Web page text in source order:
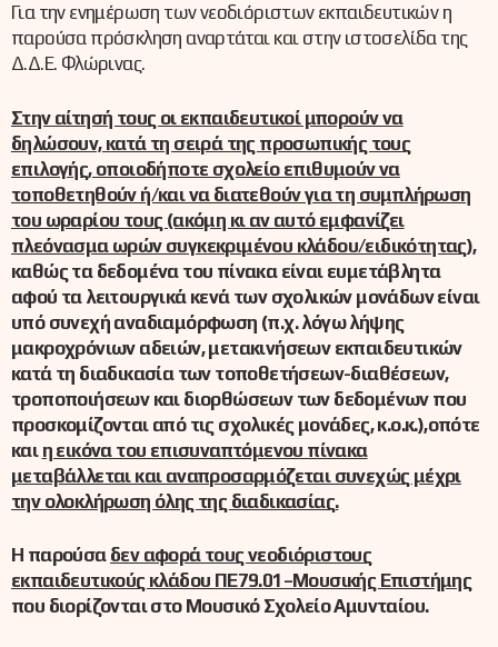
Για την ενημέρωση των νεοδιόριστων εκπαιδευτικών η
παρούσα πρόσκληση αναρτάται και στην ιστοσελίδα της
Δ.Δ.Ε. Φλώρινας.
Στην αίτησή τους οι εκπαιδευτικοί μπορούν να
δηλώσουν, κατά τη σειρά της προσωπικής τους
επιλογής, οποιοδήποτε σχολείο επιθυμούν να
τοποθετηθούν ή/και να διατεθούν για τη συμπλήρωση
του ωραρίου τους (ακόμη κι αν αυτό εμφανίζει
πλεόνασμα ωρών συγκεκριμένου κλάδου/ειδικότητας),
καθώς τα δεδομένα του πίνακα είναι ευμετάβλητα
αφού τα λειτουργικά κενά των σχολικών μονάδων είναι
υπό συνεχή αναδιαμόρφωση (π.χ. λόγω λήψης
μακροχρόνιων αδειών, μετακινήσεων εκπαιδευτικών
κατά τη διαδικασία των τοποθετήσεων-διαθέσεων,
τροποποιήσεων και διορθώσεων των δεδομένων που
προσκομίζονται από τις σχολικές μονάδες, κ.ο.κ.),οπότε
και η εικόνα του επισυναπτόμενου πίνακα
μεταβάλλεται και αναπροσαρμόζεται συνεχώς μέχρι
την ολοκλήρωση όλης της διαδικασίας.
Η παρούσα δεν αφορά τους νεοδιόριστους
εκπαιδευτικούς κλάδου ΠΕ79.01–Μουσικής Επιστήμης
που διορίζονται στο Μουσικό Σχολείο Αμυνταίου.